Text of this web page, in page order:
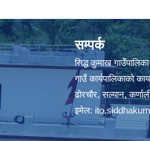
सम्पर्क
सिद्ध कुमाख गाउँपालिका
गाउँ कार्यपालिकाको
ढोरचौर, सल्यान,
इमेल: